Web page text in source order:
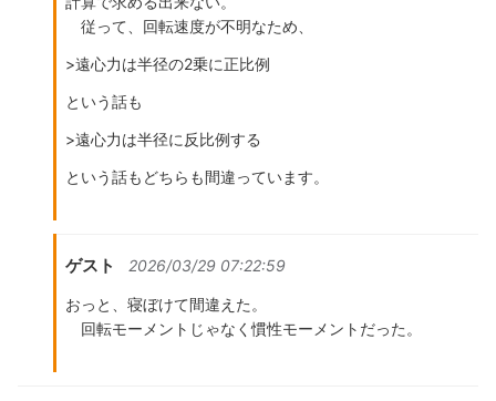
従って、回転速度が不明なため、
>遠心力は半径の2乗に正比例
という話も
>遠心力は半径に反比例する
という話もどちらも間違っています。
ゲスト 2026/03/29 07:22:59
おっと、寝ぼけて間違えた。
回転モーメントじゃなく慣性モーメントだった。